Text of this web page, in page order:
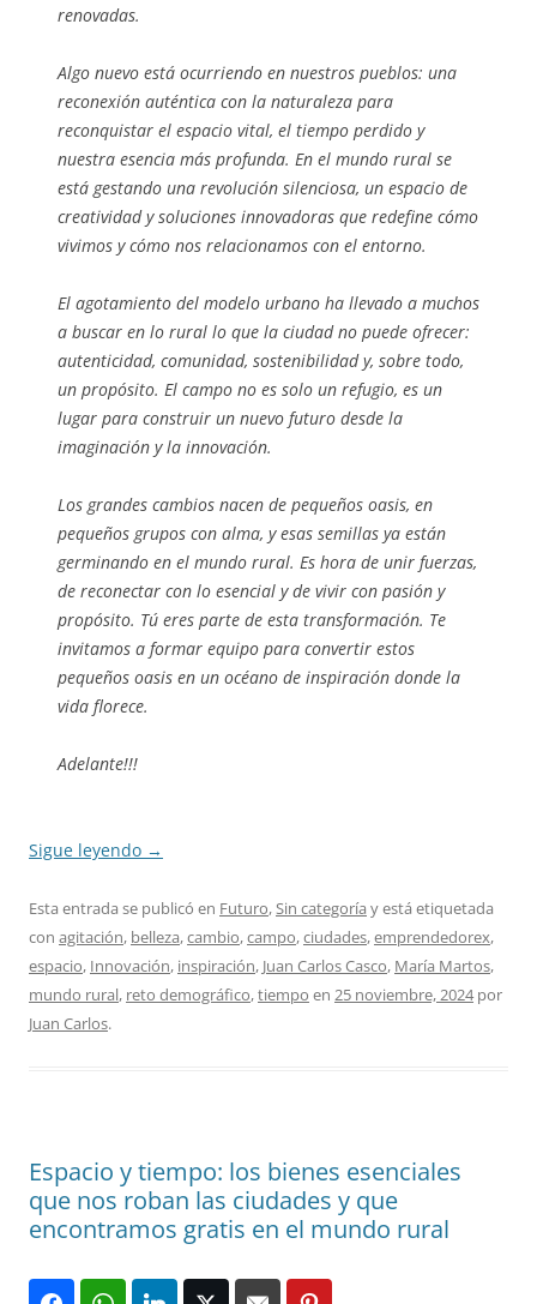
renovadas.
Algo nuevo está ocurriendo en nuestros pueblos: una
reconexión auténtica con la naturaleza para
reconquistar el espacio vital, el tiempo perdido y
nuestra esencia más profunda. En el mundo rural se
está gestando una revolución silenciosa, un espacio de
creatividad y soluciones innovadoras que redefine cómo
vivimos y cómo nos relacionamos con el entorno.
El agotamiento del modelo urbano ha llevado a muchos
a buscar en lo rural lo que la ciudad no puede ofrecer:
autenticidad, comunidad, sostenibilidad y, sobre todo,
un propósito. El campo no es solo un refugio, es un
lugar para construir un nuevo futuro desde la
imaginación y la innovación.
Los grandes cambios nacen de pequeños oasis, en
pequeños grupos con alma, y esas semillas ya están
germinando en el mundo rural. Es hora de unir fuerzas,
de reconectar con lo esencial y de vivir con pasión y
propósito. Tú eres parte de esta transformación. Te
invitamos a formar equipo para convertir estos
pequeños oasis en un océano de inspiración donde la
vida florece.
Adelante!!!
Sigue leyendo →
Esta entrada se publicó en Futuro,Sin categoría y está etiquetada
con agitación, belleza,cambio,campo,ciudades,emprendedorex,
espacio, Innovación, inspiración, Juan Carlos Casco, María Martos,
mundo rural, reto demográfico,tiempo en 25 noviembre, 2024por
Juan Carlos.
Espacio y tiempo: los bienes esenciales
que nos roban las ciudades y que
encontramos gratis en el mundo rural